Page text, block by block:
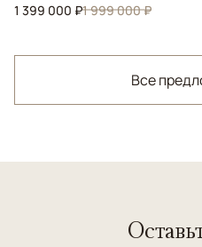
1 399 000 ₽1 999 000 ₽
Все